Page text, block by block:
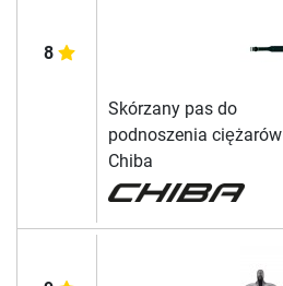
8
Skórzany pas do
podnoszenia ciężarów
Chiba